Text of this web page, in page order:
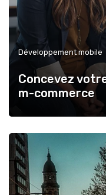
Développement mobile
Concevez
m-commerce